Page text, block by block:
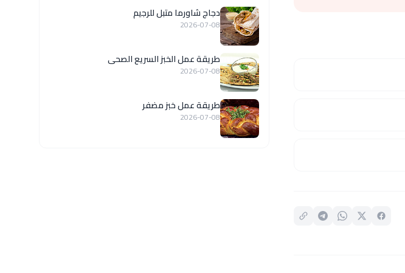
دجاج شاورما متبل للرجيم
2026-07-08
طريقة عمل الخبز السريع الصحى
2026-07-08
طريقة عمل خبز مضفر
2026-07-08